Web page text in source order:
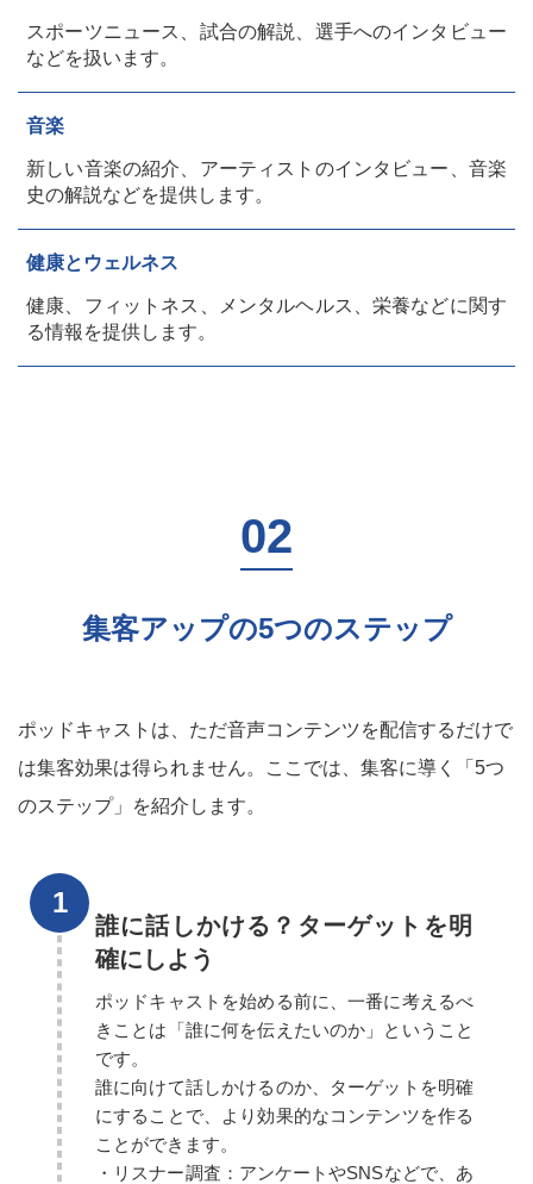
スポーツニュース、試合の解説、選手へのインタビュー
などを扱います。
音楽
新しい音楽の紹介、アーティストのインタビュー、音楽
史の解説などを提供します。
健康とウェルネス
健康、フィットネス、メンタルヘルス、栄養などに関す
る情報を提供します。
集客アップの5つのステップ
ポッドキャストは、ただ音声コンテンツを配信するだけで
は集客効果は得られません。ここでは、集客に導く「5つ
のステップ」を紹介します。
誰に話しかける？ターゲットを明
確にしよう
ポッドキャストを始める前に、一番に考えるべ
きことは「誰に何を伝えたいのか」ということ
です。
誰に向けて話しかけるのか、ターゲットを明確
にすることで、より効果的なコンテンツを作る
ことができます。
・リスナー調査：アンケートやSNSなどで、あ